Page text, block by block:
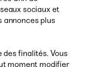
aux produits volumineux.
sociaux et
plus
des finalités. Vous
moment modifier